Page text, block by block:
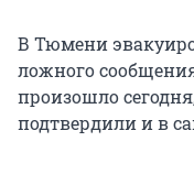
В Тюмени
ложного
произошло
подтвердили и в